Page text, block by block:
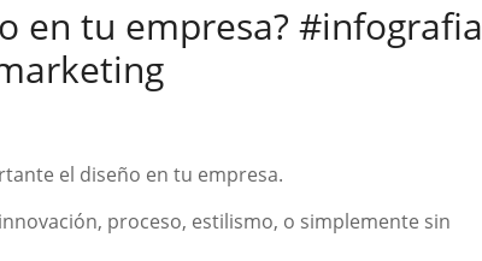
en tu empresa? #infografia
el diseño en tu empresa.
proceso, estilismo, o simplemente sin